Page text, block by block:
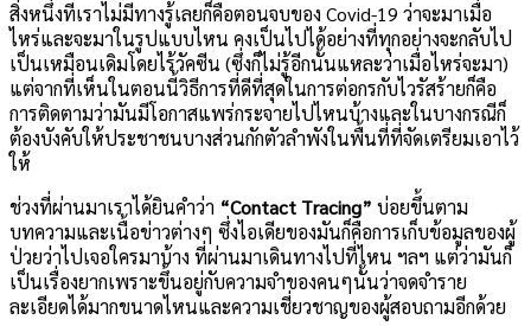
สิ่งหนึ่งทีเราไม่มีทางรู้เลยก็คือตอนจบของ Covid-19 ว่าจะมาเมื่อ
ไหร่และจะมาในรูปแบบไหน คงเป็นไปได้อย่างที่ทุกอย่างจะกลับไป
เป็นเหมือนเดิมโดยไร้วัคซีน (ซึ่งก็ไม่รู้อีกนั้นแหละว่าเมื่อไหร่จะมา)
แต่จากที่เห็นในตอนนี้วิธีการที่ดีที่สุดในการต่อกรกับไวรัสร้ายก็คือ
การติดตามว่ามันมีโอกาสแพร่กระจายไปไหนบ้างและในบางกรณีก็
ต้องบังคับให้ประชาชนบางส่วนกักตัวลำพังในพื้นที่ที่จัดเตรียมเอาไว้
ให้
ช่วงที่ผ่านมาเราได้ยินคำว่า “Contact Tracing” บ่อยขึ้นตาม
บทความและเนื้อข่าวต่างๆ ซึ่งไอเดียของมันก็คือการเก็บข้อมูลของผู้
ป่วยว่าไปเจอใครมาบ้าง ที่ผ่านมาเดินทางไปที่ไหน ฯลฯ แต่ว่ามันก็
เป็นเรื่องยากเพราะขึ้นอยู่กับความจำของคนๆนั้นว่าจดจำราย
ละเอียดได้มากขนาดไหนและความเชี่ยวชาญของผู้สอบถามอีกด้วย